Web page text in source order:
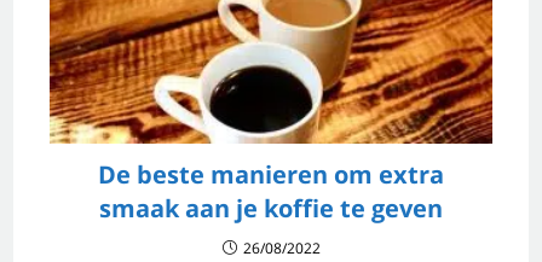
De beste manieren om extra
smaak aan je koffie te geven
26/08/2022